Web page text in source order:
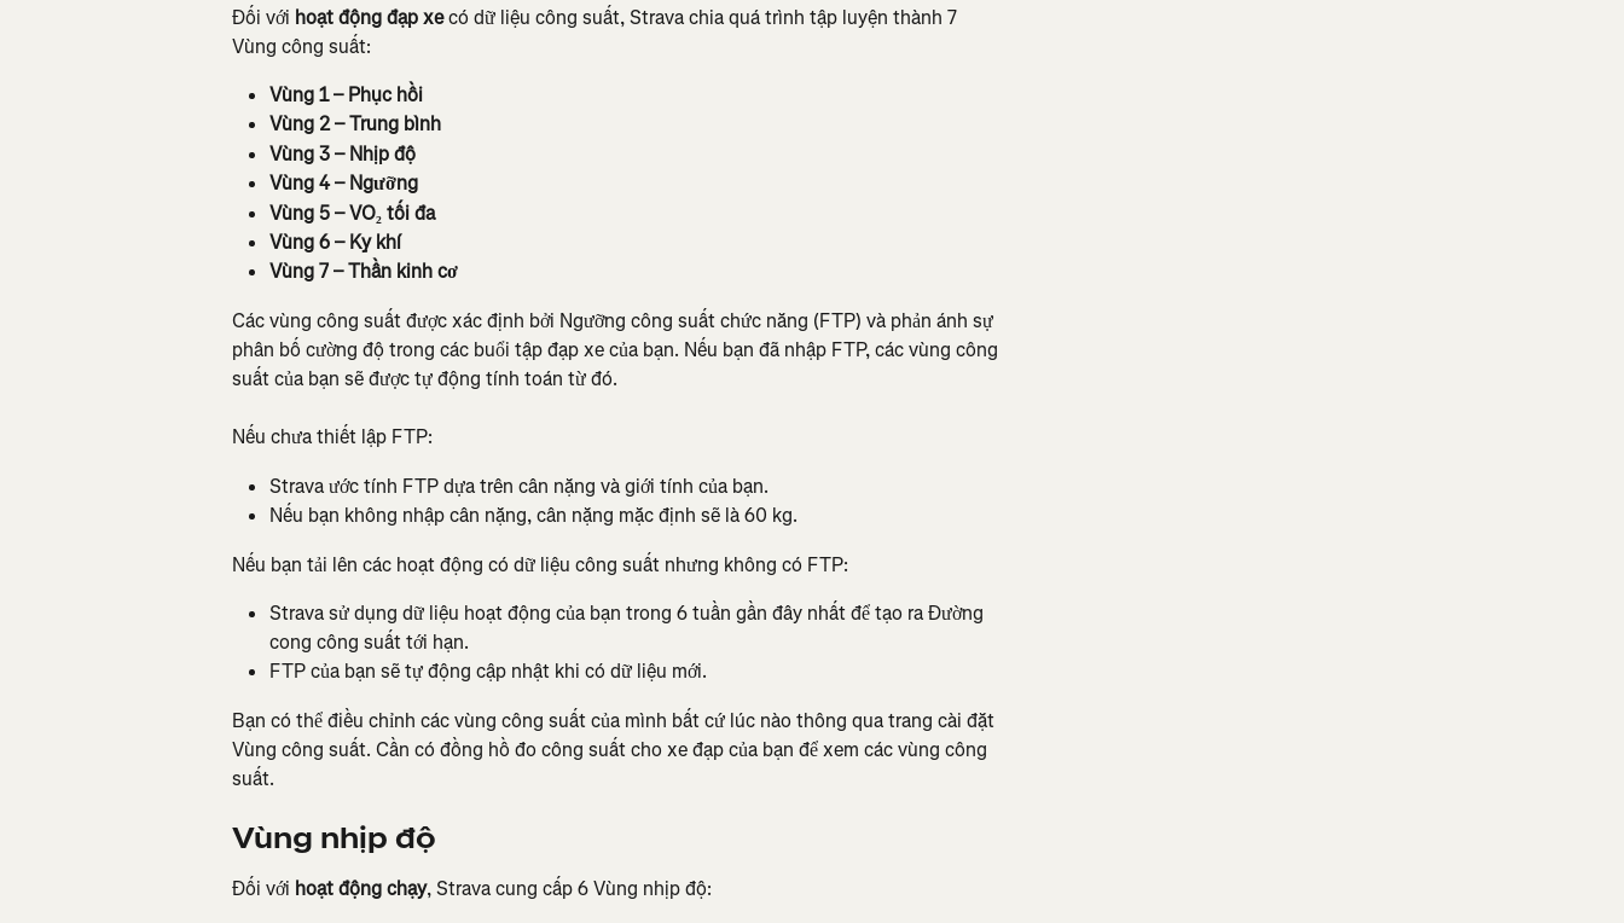
Đối với hoạt động đạp xe có dữ liệu công suất, Strava chia quá trình tập luyện thành 7
Vùng công suất:
Vùng 1 – Phục hồi
Vùng 2 – Trung bình
Vùng 3 – Nhịp độ
Vùng 4 – Ngưỡng
Vùng 5 – VO₂ tối đa
Vùng 6 – Kỵ khí
Vùng 7 – Thần kinh cơ
Các vùng công suất được xác định bởi Ngưỡng công suất chức năng (FTP) và phản ánh sự
phân bố cường độ trong các buổi tập đạp xe của bạn. Nếu bạn đã nhập FTP, các vùng công
suất của bạn sẽ được tự động tính toán từ đó.
Nếu chưa thiết lập FTP:
Strava ước tính FTP dựa trên cân nặng và giới tính của bạn.
Nếu bạn không nhập cân nặng, cân nặng mặc định sẽ là 60 kg.
Nếu bạn tải lên các hoạt động có dữ liệu công suất nhưng không có FTP:
Strava sử dụng dữ liệu hoạt động của bạn trong 6 tuần gần đây nhất để tạo ra Đường
cong công suất tới hạn.
FTP của bạn sẽ tự động cập nhật khi có dữ liệu mới.
Bạn có thể điều chỉnh các vùng công suất của mình bất cứ lúc nào thông qua trang cài đặt
Vùng công suất. Cần có đồng hồ đo công suất cho xe đạp của bạn để xem các vùng công
suất.
Vùng nhịp độ
Đối với hoạt động chạy, Strava cung cấp 6 Vùng nhịp độ: